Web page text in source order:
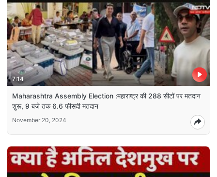
7:14
Maharashtra Assembly Election :महाराष्ट्र की 288 सीटों पर मतदान
शुरू, 9 बजे तक 6.6 फीसदी मतदान
November 20, 2024